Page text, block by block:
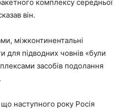
комплексу середньої
він.
міжконтинентальні
для підводних човнів «були
засобів подолання
наступного року Росія